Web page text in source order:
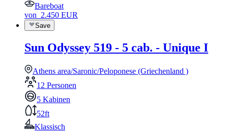
Bareboat
von 2.450 EUR
Save
Sun Odyssey 519 - 5 cab. - Unique I
Athens area/Saronic/Peloponese (Griechenland )
12 Personen
5 Kabinen
52ft
Klassisch